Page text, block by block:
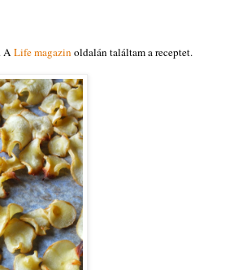
A Life magazinoldalán találtam a receptet.